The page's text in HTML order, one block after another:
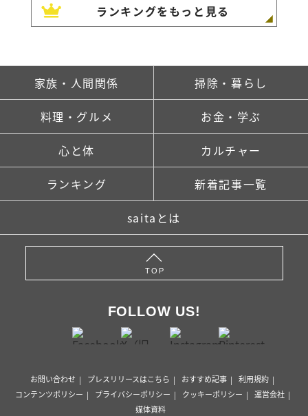
ランキングをもっと見る
家族・人間関係 掃除・暮らし
料理・グルメ お金・学ぶ
心と体 カルチャー
ランキング 新着記事一覧
saitaとは
TOP
FOLLOW US!
お問い合わせ プレスリリースはこちら おすすめ記事
利用規約
コンテンツポリシー
プライバシーポリシー クッキーポリシー
運営会社
媒体資料